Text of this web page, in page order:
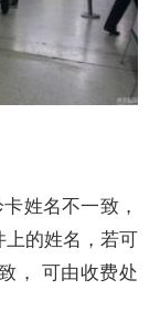
姓名不一致，
的姓名，若可
， 可由收费处